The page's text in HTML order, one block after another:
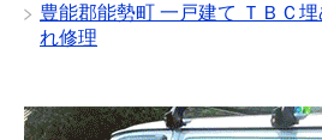
豊能郡能勢町 一戸建て ＴＢＣ
れ修理